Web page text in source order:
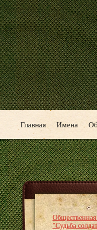
Главная Имена
"Судьба